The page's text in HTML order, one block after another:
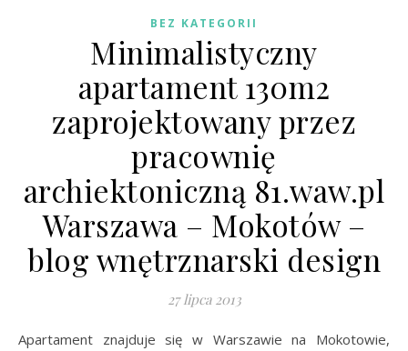
BEZ KATEGORII
Minimalistyczny
apartament 130m2
zaprojektowany przez
pracownię
archiektoniczną 81.waw.pl
Warszawa – Mokotów –
blog wnętrznarski design
27 lipca 2013
Apartament znajduje się w Warszawie na Mokotowie,